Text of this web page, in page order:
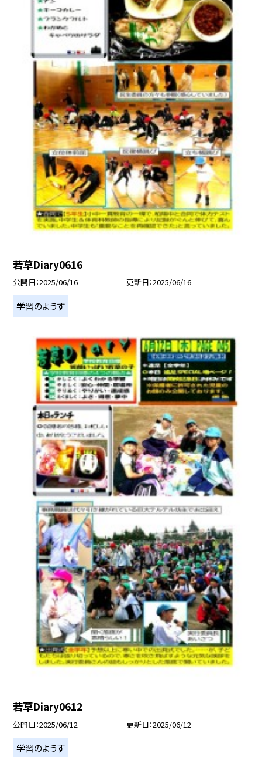
若草Diary0616
公開日 2025/06/16 更新日 2025/06/16
学習のようす
若草Diary0612
公開日 2025/06/12 更新日 2025/06/12
学習のようす